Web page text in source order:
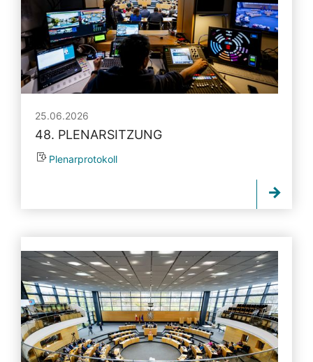
25.06.2026
48. PLENARSITZUNG
Plenarprotokoll